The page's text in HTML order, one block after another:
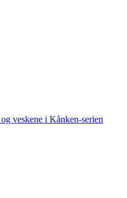
veskene i Kånken-serien